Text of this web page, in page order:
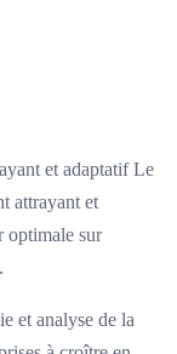
et adaptatif Le
attrayant et
optimale sur
et analyse de la